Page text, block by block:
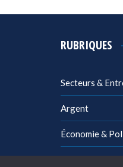
RUBRIQUES
Secteurs &
Argent
Économie &
Management